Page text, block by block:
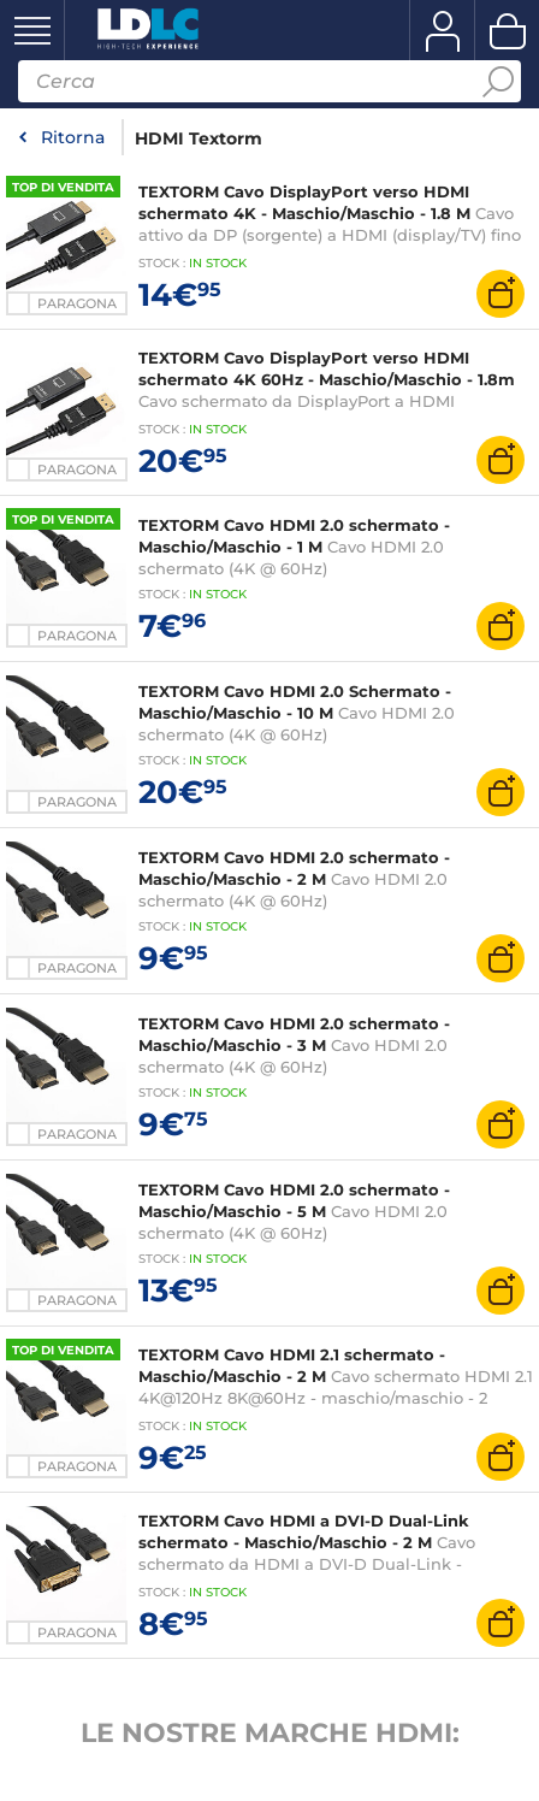
Ritorna HDMI Textorm
TOP DI VENDITA
PARAGONA
TEXTORM Cavo DisplayPort verso HDMI
schermato 4K - Maschio/Maschio - 1.8 M Cavo
attivo da DP (sorgente) a HDMI (display/TV) fino
a 4K@30Hz
STOCK : IN STOCK
14€95
PARAGONA
TEXTORM Cavo DisplayPort verso HDMI
schermato 4K 60Hz - Maschio/Maschio - 1.8m
Cavo schermato da DisplayPort a HDMI
4K@60Hz - maschio/maschio - 1,8 metri
STOCK : IN STOCK
20€95
TOP DI VENDITA
PARAGONA
TEXTORM Cavo HDMI 2.0 schermato -
Maschio/Maschio - 1 M Cavo HDMI 2.0
schermato (4K @ 60Hz)
STOCK : IN STOCK
7€96
PARAGONA
TEXTORM Cavo HDMI 2.0 Schermato -
Maschio/Maschio - 10 M Cavo HDMI 2.0
schermato (4K @ 60Hz)
STOCK : IN STOCK
20€95
PARAGONA
TEXTORM Cavo HDMI 2.0 schermato -
Maschio/Maschio - 2 M Cavo HDMI 2.0
schermato (4K @ 60Hz)
STOCK : IN STOCK
9€95
PARAGONA
TEXTORM Cavo HDMI 2.0 schermato -
Maschio/Maschio - 3 M Cavo HDMI 2.0
schermato (4K @ 60Hz)
STOCK : IN STOCK
9€75
PARAGONA
TEXTORM Cavo HDMI 2.0 schermato -
Maschio/Maschio - 5 M Cavo HDMI 2.0
schermato (4K @ 60Hz)
STOCK : IN STOCK
13€95
TOP DI VENDITA
PARAGONA
TEXTORM Cavo HDMI 2.1 schermato -
Maschio/Maschio - 2 M Cavo schermato HDMI 2.1
4K@120Hz 8K@60Hz - maschio/maschio - 2
metri
STOCK : IN STOCK
9€25
PARAGONA
TEXTORM Cavo HDMI a DVI-D Dual-Link
schermato - Maschio/Maschio - 2 M Cavo
schermato da HDMI a DVI-D Dual-Link -
Maschio/Maschio - 2 M
STOCK : IN STOCK
8€95
LE NOSTRE MARCHE HDMI: